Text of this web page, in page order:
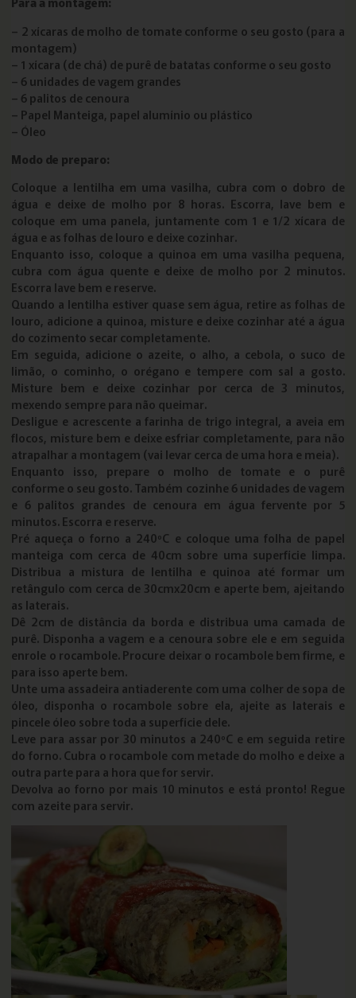
– 2 xícaras de molho de tomate conforme o seu gosto (para a
montagem)
– 1 xícara (de chá) de purê de batatas conforme o seu gosto
– 6 unidades de vagem grandes
– 6 palitos de cenoura
– Papel Manteiga, papel alumínio ou plástico
– Óleo
Modo de preparo:
Coloque a lentilha em uma vasilha, cubra com o dobro de
água e deixe de molho por 8 horas. Escorra, lave bem e
coloque em uma panela, juntamente com 1 e 1/2 xícara de
água e as folhas de louro e deixe cozinhar.
Enquanto isso, coloque a quinoa em uma vasilha pequena,
cubra com água quente e deixe de molho por 2 minutos.
Escorra lave bem e reserve.
Quando a lentilha estiver quase sem água, retire as folhas de
louro, adicione a quinoa, misture e deixe cozinhar até a água
do cozimento secar completamente.
Em seguida, adicione o azeite, o alho, a cebola, o suco de
limão, o cominho, o orégano e tempere com sal a gosto.
Misture bem e deixe cozinhar por cerca de 3 minutos,
mexendo sempre para não queimar.
Desligue e acrescente a farinha de trigo integral, a aveia em
flocos, misture bem e deixe esfriar completamente, para não
atrapalhar a montagem (vai levar cerca de uma hora e meia).
Enquanto isso, prepare o molho de tomate e o purê
conforme o seu gosto. Também cozinhe 6 unidades de vagem
e 6 palitos grandes de cenoura em água fervente por 5
minutos. Escorra e reserve.
Pré aqueça o forno a 240ºC e coloque uma folha de papel
manteiga com cerca de 40cm sobre uma superfície limpa.
Distribua a mistura de lentilha e quinoa até formar um
retângulo com cerca de 30cmx20cm e aperte bem, ajeitando
as laterais.
Dê 2cm de distância da borda e distribua uma camada de
purê. Disponha a vagem e a cenoura sobre ele e em seguida
enrole o rocambole. Procure deixar o rocambole bem firme, e
para isso aperte bem.
Unte uma assadeira antiaderente com uma colher de sopa de
óleo, disponha o rocambole sobre ela, ajeite as laterais e
pincele óleo sobre toda a superfície dele.
Leve para assar por 30 minutos a 240ºC e em seguida retire
do forno. Cubra o rocambole com metade do molho e deixe a
outra parte para a hora que for servir.
Devolva ao forno por mais 10 minutos e está pronto! Regue
com azeite para servir.